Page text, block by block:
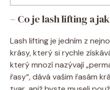
– Co je lash lifting a
Lash lifting je jedním z
krásy, který si rychle
který mnozí nazývají
řasy“, dává vašim řasám